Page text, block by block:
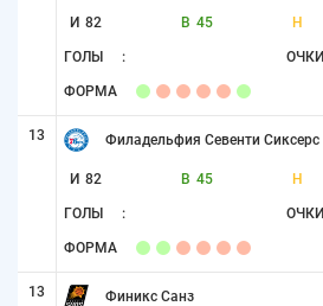
И 82 В 45 Н
ГОЛЫ : ОЧКИ
ФОРМА
13 Филадельфия Севенти Сиксерс
И 82 В 45 Н
ГОЛЫ : ОЧКИ
ФОРМА
13 Финикс Санз